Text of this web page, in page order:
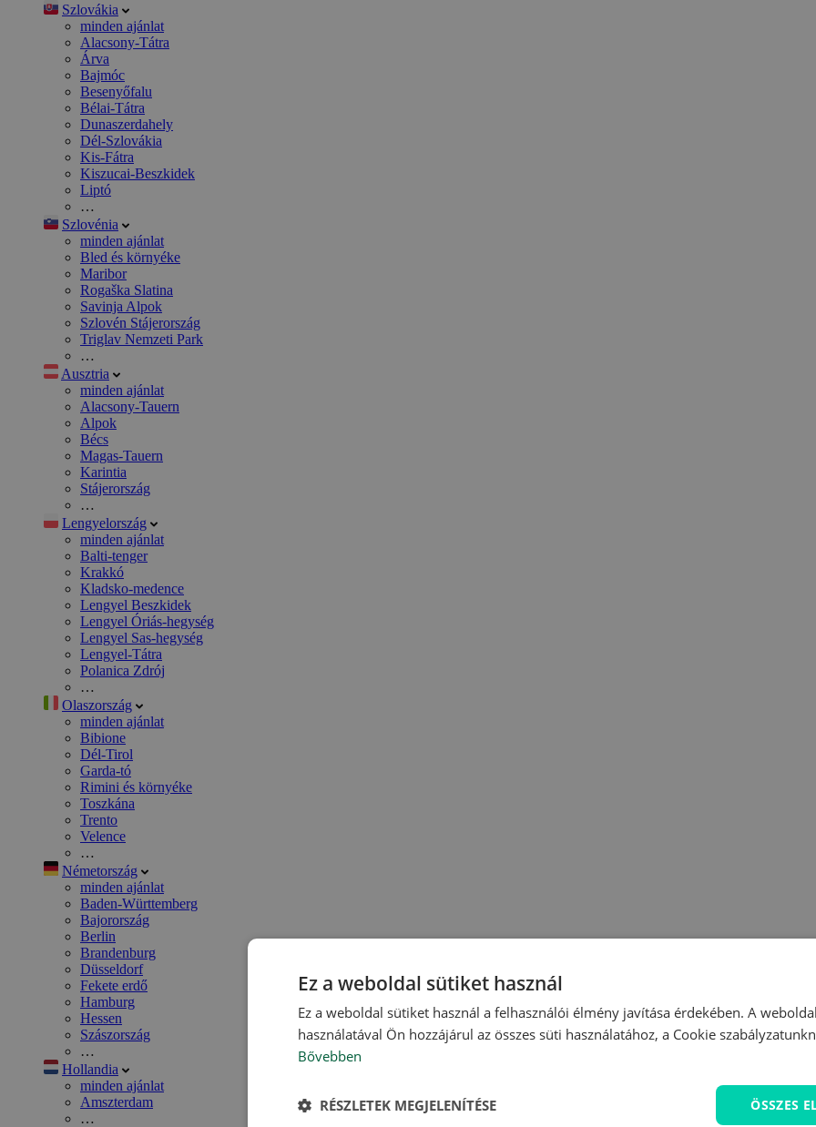
Szlovákia
minden ajánlat
Alacsony-Tátra
Árva
Bajmóc
Besenyőfalu
Bélai-Tátra
Dunaszerdahely
Dél-Szlovákia
Kis-Fátra
Kiszucai-Beszkidek
Liptó
…
Szlovénia
minden ajánlat
Bled és környéke
Maribor
Rogaška Slatina
Savinja Alpok
Szlovén Stájerország
Triglav Nemzeti Park
…
Ausztria
minden ajánlat
Alacsony-Tauern
Alpok
Bécs
Magas-Tauern
Karintia
Stájerország
…
Lengyelország
minden ajánlat
Balti-tenger
Krakkó
Kladsko-medence
Lengyel Beszkidek
Lengyel Óriás-hegység
Lengyel Sas-hegység
Lengyel-Tátra
Polanica Zdrój
…
Olaszország
minden ajánlat
Bibione
Dél-Tirol
Garda-tó
Rimini és környéke
Toszkána
Trento
Velence
…
Németország
minden ajánlat
Baden-Württemberg
Bajorország
Berlin
Brandenburg
Düsseldorf
Fekete erdő
Hamburg
Hessen
Szászország
…
Hollandia
minden ajánlat
Amszterdam
…
Ez a weboldal sütiket használ
Ez a weboldal sütiket használ a felhasználói élmény javítása érdekében. A
használatával Ön hozzájárul az összes süti használatához, a Cookie
Bővebben
ÖSSZES
RÉSZLETEK MEGJELENÍTÉSE